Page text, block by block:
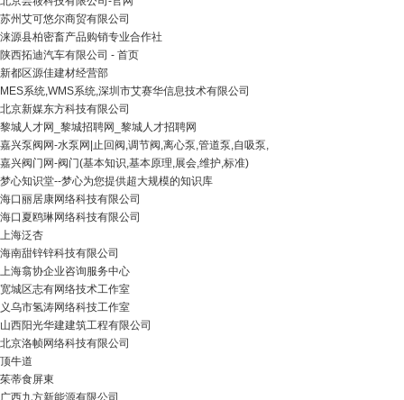
苏州艾可悠尔商贸有限公司
涞源县柏密畜产品购销专业合作社
陕西拓迪汽车有限公司 - 首页
新都区源佳建材经营部
MES系统,WMS系统,深圳市艾赛华信息技术有限公司
北京新媒东方科技有限公司
黎城人才网_黎城招聘网_黎城人才招聘网
嘉兴泵阀网-水泵网|止回阀,调节阀,离心泵,管道泵,自吸泵,
嘉兴阀门网-阀门(基本知识,基本原理,展会,维护,标准)
梦心知识堂--梦心为您提供超大规模的知识库
海口丽居康网络科技有限公司
海口夏鸥琳网络科技有限公司
上海泛杏
海南甜锌锌科技有限公司
上海翕协企业咨询服务中心
宽城区志有网络技术工作室
义乌市氢涛网络科技工作室
山西阳光华建建筑工程有限公司
北京洛帧网络科技有限公司
顶牛道
茱蒂食屏東
广西九方新能源有限公司